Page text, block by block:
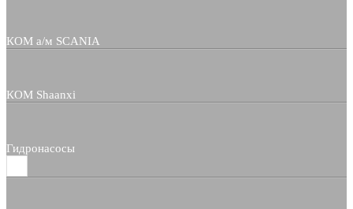
КОМ а/м SCANIA
КОМ Shaanxi
Гидронасосы